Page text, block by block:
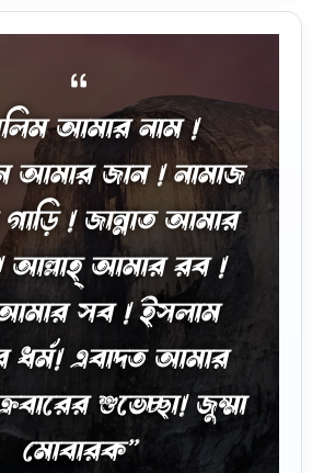
আমার নাম !
জান ! নামাজ
! জান্নাত আমার
আল্লাহ্ আমার রব !
সব ! ইসলাম
এবাদত আমার
শুভেচ্ছা! জুম্মা
মোবারক”